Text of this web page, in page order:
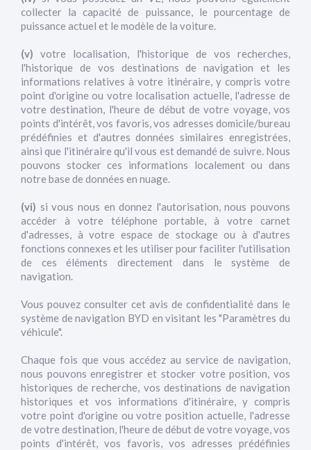
collecter la capacité de puissance, le pourcentage de
puissance actuel et le modèle de la voiture.
(v) votre localisation, l'historique de vos recherches,
l'historique de vos destinations de navigation et les
informations relatives à votre itinéraire, y compris votre
point d'origine ou votre localisation actuelle, l'adresse de
votre destination, l'heure de début de votre voyage, vos
points d'intérêt, vos favoris, vos adresses domicile/bureau
prédéfinies et d'autres données similaires enregistrées,
ainsi que l'itinéraire qu'il vous est demandé de suivre. Nous
pouvons stocker ces informations localement ou dans
notre base de données en nuage.
(vi) si vous nous en donnez l'autorisation, nous pouvons
accéder à votre téléphone portable, à votre carnet
d'adresses, à votre espace de stockage ou à d'autres
fonctions connexes et les utiliser pour faciliter l'utilisation
de ces éléments directement dans le système de
navigation.
Vous pouvez consulter cet avis de confidentialité dans le
système de navigation BYD en visitant les "Paramètres du
véhicule".
Chaque fois que vous accédez au service de navigation,
nous pouvons enregistrer et stocker votre position, vos
historiques de recherche, vos destinations de navigation
historiques et vos informations d'itinéraire, y compris
votre point d'origine ou votre position actuelle, l'adresse
de votre destination, l'heure de début de votre voyage, vos
points d'intérêt, vos favoris, vos adresses prédéfinies